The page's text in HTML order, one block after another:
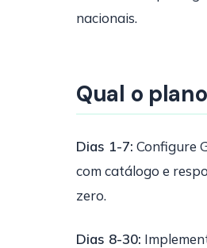
nacionais.
Qual o
Dias 1-7: Configure
com catálogo e
zero.
Dias 8-30: